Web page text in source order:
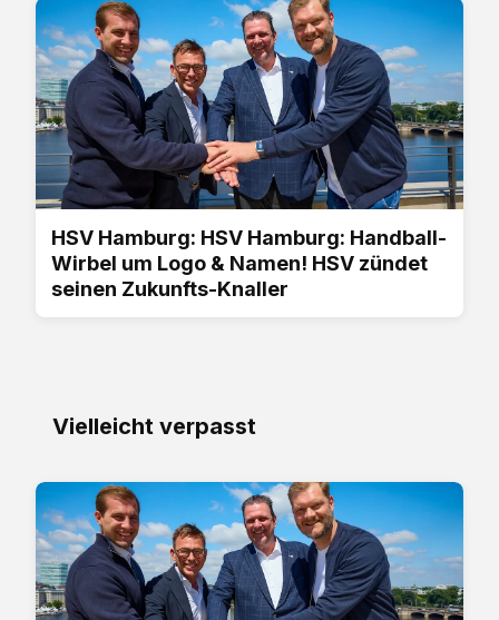
HSV Hamburg: HSV Hamburg: Handball-
Wirbel um Logo & Namen! HSV zündet
seinen Zukunfts-Knaller
Vielleicht verpasst